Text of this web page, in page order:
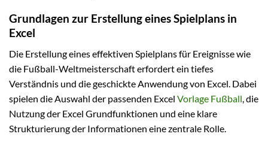
Grundlagen zur Erstellung eines Spielplans in
Excel
Die Erstellung eines effektiven Spielplans für Ereignisse wie
die Fußball-Weltmeisterschaft erfordert ein tiefes
Verständnis und die geschickte Anwendung von Excel. Dabei
spielen die Auswahl der passenden Excel Vorlage Fußball , die
Nutzung der Excel Grundfunktionen und eine klare
Strukturierung der Informationen eine zentrale Rolle.